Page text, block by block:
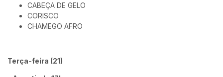
CABEÇA DE GELO
CORISCO
CHAMEGO AFRO
Terça-feira (21)